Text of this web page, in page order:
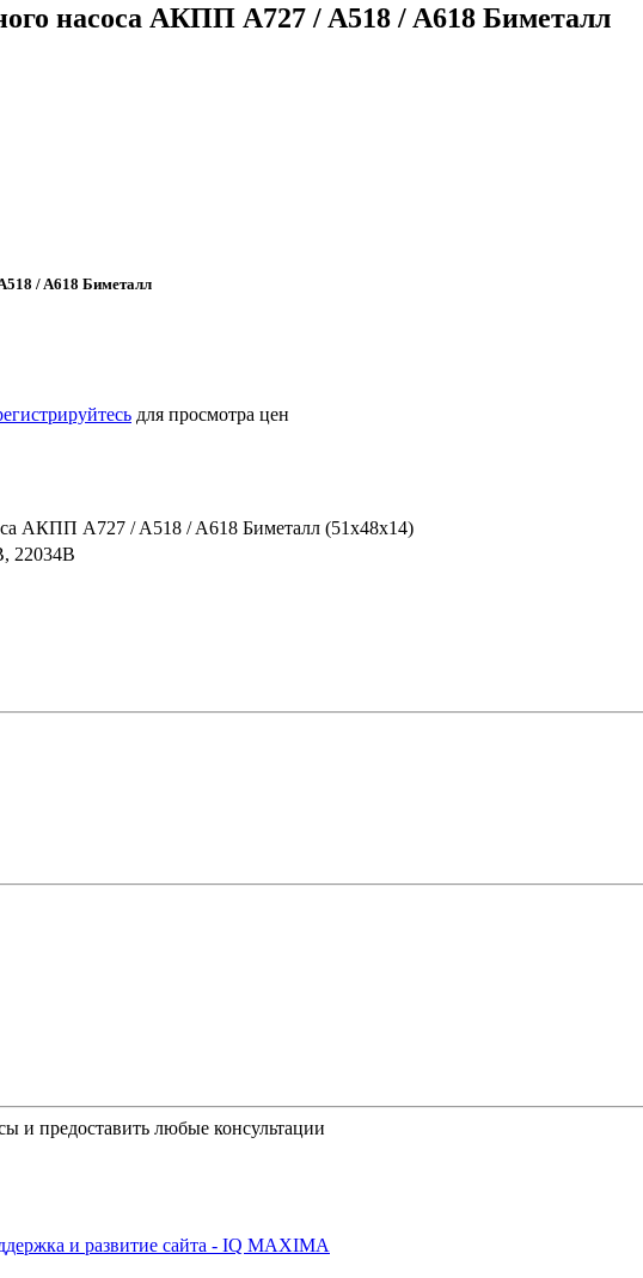
насоса АКПП A727 / A518 / A618 Биметалл
/ A618 Биметалл
для просмотра цен
АКПП A727 / A518 / A618 Биметалл (51x48x14)
22034B
и предоставить любые консультации
и развитие сайта - IQ MAXIMA